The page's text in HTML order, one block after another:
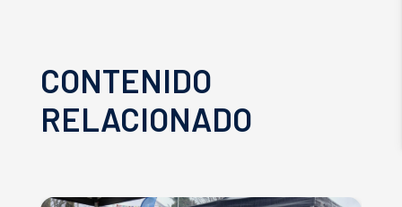
CONTENIDO
RELACIONADO